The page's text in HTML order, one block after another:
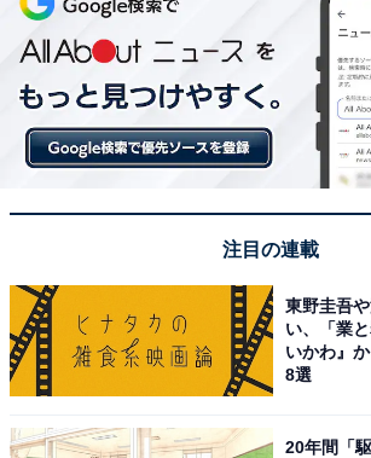
2018年のニューイヤー駅伝には東京五
な選手が多数出場しています。注目の
です。
過去のニューイヤー駅伝において、イ
ンドン大会10000m3位、リオ五輪
・設楽悠太選手（Honda）
2017年、ハーフマラソンで日本記録を
注目の連載
東野圭吾
い、「業
いかわ』
8選
20年間「